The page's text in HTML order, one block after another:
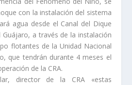
con la instalación del sistema
agua desde el Canal del Dique
a través de la instalación
flotantes de la Unidad Nacional
que tendrán durante 4 meses el
de la CRA.
director de la CRA «estas